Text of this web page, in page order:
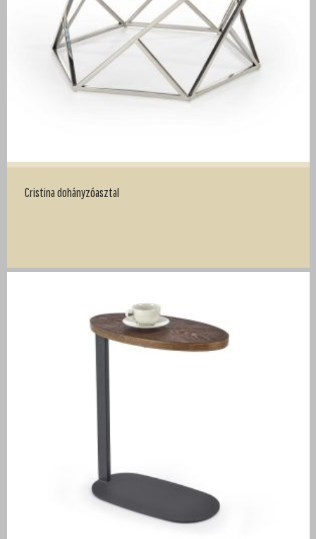
Cristina dohányzóasztal